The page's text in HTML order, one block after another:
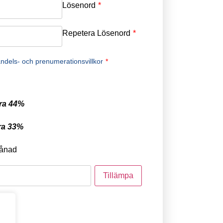
Lösenord *
Repetera Lösenord *
och prenumerationsvillkor *
44%
33%